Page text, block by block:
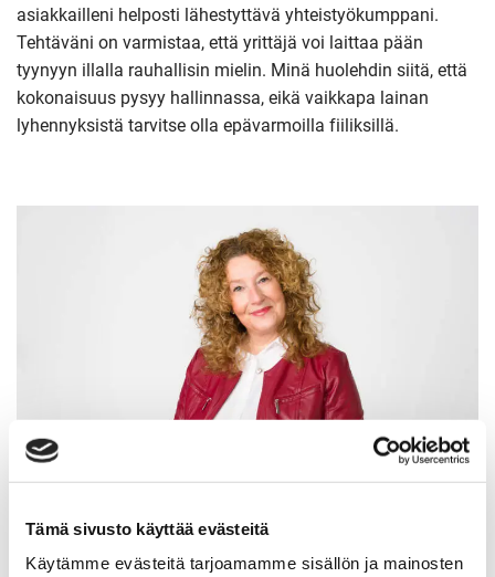
Tämä sivusto käyttää evästeitä
Käytämme evästeitä tarjoamamme sisällön ja mainosten
asiakkailleni helposti lähestyttävä yhteistyökumppani.
Tehtäväni on varmistaa, että yrittäjä voi laittaa pään
tyynyyn illalla rauhallisin mielin. Minä huolehdin siitä, että
kokonaisuus pysyy hallinnassa, eikä vaikkapa lainan
lyhennyksistä tarvitse olla epävarmoilla fiiliksillä.